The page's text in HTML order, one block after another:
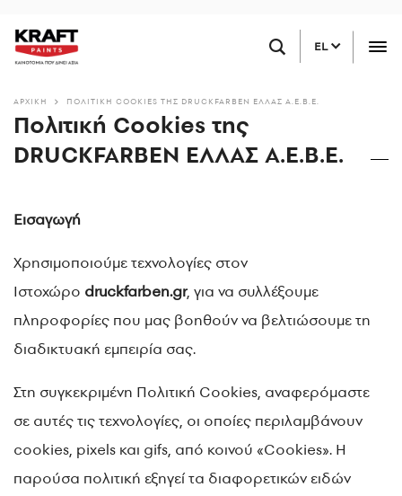
προς
περιεχόμενο
EL
ΑΡΧΙΚΗ ΠΟΛΙΤΙΚΉ COOKIES ΤΗΣ DRUCKFARBEN ΕΛΛΑΣ Α.Ε.Β.Ε.
Πολιτική Cookies της
DRUCKFARBEN ΕΛΛΑΣ Α.Ε.Β.Ε.
Εισαγωγή
Χρησιμοποιούμε τεχνολογίες στον
Ιστοχώρο druckfarben.gr, για να συλλέξουμε
πληροφορίες που μας βοηθούν να βελτιώσουμε τη
διαδικτυακή εμπειρία σας.
Στη συγκεκριμένη Πολιτική Cookies, αναφερόμαστε
σε αυτές τις τεχνολογίες, οι οποίες περιλαμβάνουν
cookies, pixels και gifs, από κοινού «Cookies». Η
παρούσα πολιτική εξηγεί τα διαφορετικών ειδών